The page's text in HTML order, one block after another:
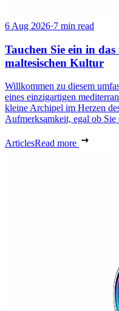
6 Aug 2026·7 min read
Tauchen Sie ein in
maltesischen Kultur
Willkommen zu diesem
eines einzigartigen
kleine Archipel im Herzen
Aufmerksamkeit, egal ob Sie
ArticlesRead more